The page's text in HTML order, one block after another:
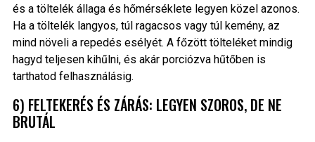
és a töltelék állaga és hőmérséklete legyen közel azonos.
Ha a töltelék langyos, túl ragacsos vagy túl kemény, az
mind növeli a repedés esélyét. A főzött tölteléket mindig
hagyd teljesen kihűlni, és akár porciózva hűtőben is
tarthatod felhasználásig.
6) FELTEKERÉS ÉS ZÁRÁS: LEGYEN SZOROS, DE NE
BRUTÁL